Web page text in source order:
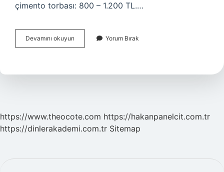
çimento torbası: 800 – 1.200 TL.…
Devamını okuyun
Kilogramlık
Tl
Yorum Bırak
https://www.theocote.com https://hakanpanelcit.com.tr
https://dinlerakademi.com.tr Sitemap